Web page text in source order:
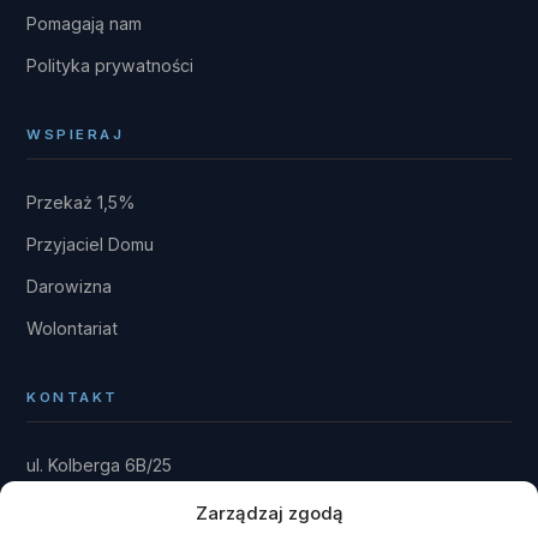
Zarządzaj zgodą
Pomagają nam
Polityka prywatności
WSPIERAJ
Przekaż 1,5%
Przyjaciel Domu
Darowizna
Wolontariat
KONTAKT
ul. Kolberga 6B/25